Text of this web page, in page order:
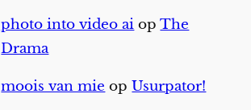
photo into video ai opThe
Drama
moois van mie opUsurpator!